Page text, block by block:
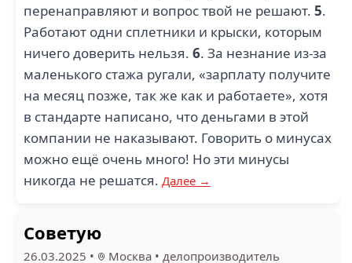
перенаправляют и вопрос твой не решают. 5.
Работают одни сплетники и крыски, которым
ничего доверить нельзя. 6. За незнание из-за
маленького стажа ругали, «зарплату получите
на месяц позже, так же как и работаете», хотя
в стандарте написано, что деньгами в этой
компании не наказывают. Говорить о минусах
можно ещё очень много! Но эти минусы
никогда не решатся. Далее →
Советую
26.03.2025 • Москва • делопроизводитель